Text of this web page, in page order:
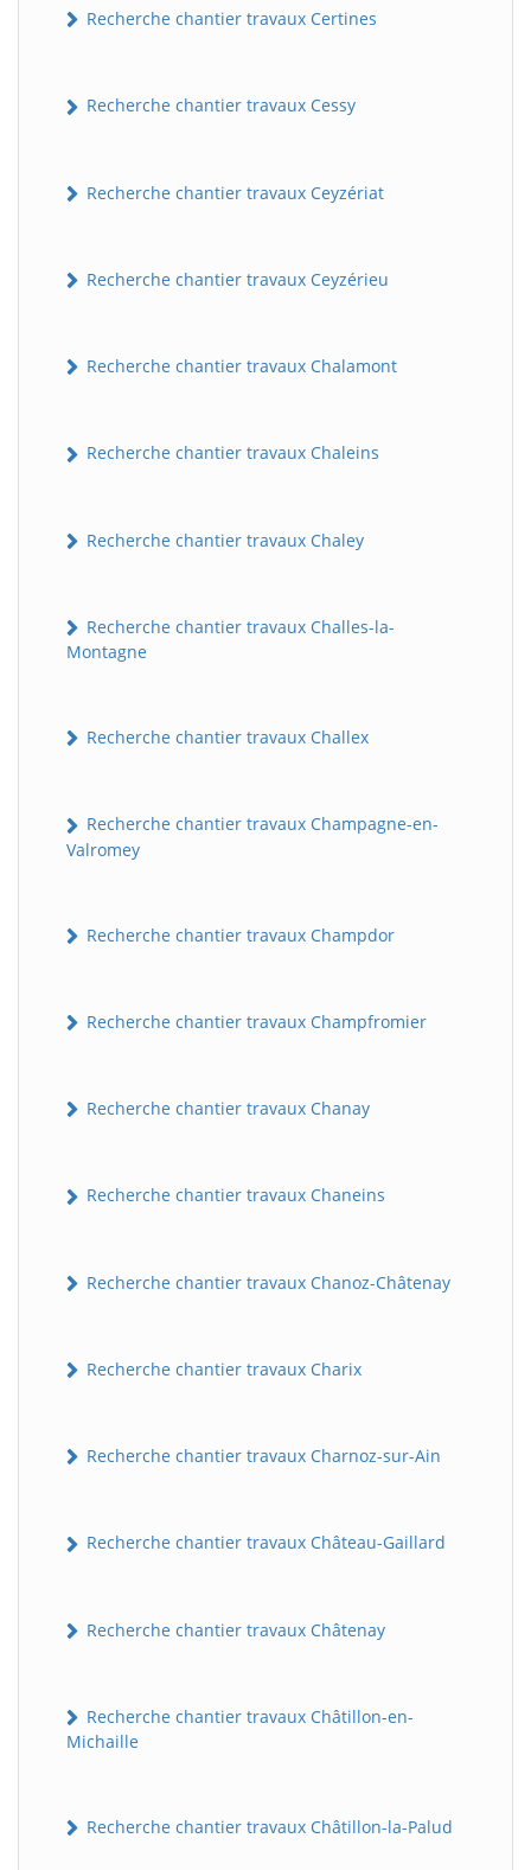
Recherche chantier travaux Certines
Recherche chantier travaux Cessy
Recherche chantier travaux Ceyzériat
Recherche chantier travaux Ceyzérieu
Recherche chantier travaux Chalamont
Recherche chantier travaux Chaleins
Recherche chantier travaux Chaley
Recherche chantier travaux Challes-la-
Montagne
Recherche chantier travaux Challex
Recherche chantier travaux Champagne-en-
Valromey
Recherche chantier travaux Champdor
Recherche chantier travaux Champfromier
Recherche chantier travaux Chanay
Recherche chantier travaux Chaneins
Recherche chantier travaux Chanoz-Châtenay
Recherche chantier travaux Charix
Recherche chantier travaux Charnoz-sur-Ain
Recherche chantier travaux Château-Gaillard
Recherche chantier travaux Châtenay
Recherche chantier travaux Châtillon-en-
Michaille
Recherche chantier travaux Châtillon-la-Palud